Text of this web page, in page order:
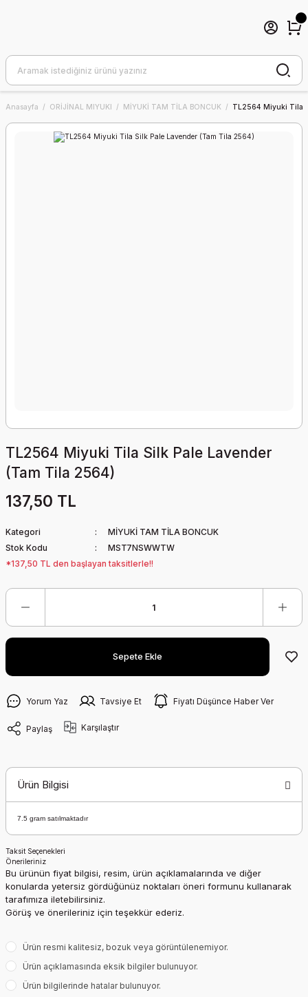
Anasayfa ORİJİNAL MIYUKI MİYUKİ TAM TİLA BONCUK TL2564 Miyuki Tila
TL2564 Miyuki Tila Silk Pale Lavender
(Tam Tila 2564)
137,50 TL
Kategori
MİYUKİ TAM TİLA BONCUK
Stok Kodu
MST7NSWWTW
*137,50 TL den başlayan taksitlerle!!
Sepete Ekle
Yorum Yaz Tavsiye Et Fiyatı Düşünce Haber Ver
Paylaş Karşılaştır
Ürün Bilgisi
7.5 gram satılmaktadır
Taksit Seçenekleri
Önerileriniz
Bu ürünün fiyat bilgisi, resim, ürün açıklamalarında ve diğer
konularda yetersiz gördüğünüz noktaları öneri formunu kullanarak
tarafımıza iletebilirsiniz.
Görüş ve önerileriniz için teşekkür ederiz.
Ürün resmi kalitesiz, bozuk veya görüntülenemiyor.
Ürün açıklamasında eksik bilgiler bulunuyor.
Ürün bilgilerinde hatalar bulunuyor.